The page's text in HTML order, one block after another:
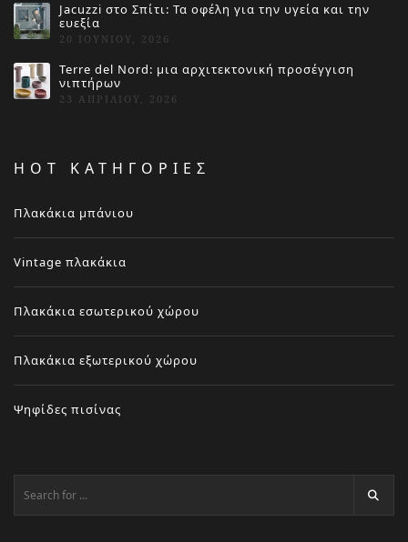
Jacuzzi στο Σπίτι: Τα οφέλη για την υγεία και την
ευεξία
20 ΙΟΥΝΊΟΥ, 2026
Terre del Nord: μια αρχιτεκτονική προσέγγιση
νιπτήρων
23 ΑΠΡΙΛΊΟΥ, 2026
HOT ΚΑΤΗΓΟΡΙΕΣ
Πλακάκια μπάνιου
Vintage πλακάκια
Πλακάκια εσωτερικού χώρου
Πλακάκια εξωτερικού χώρου
Ψηφίδες πισίνας